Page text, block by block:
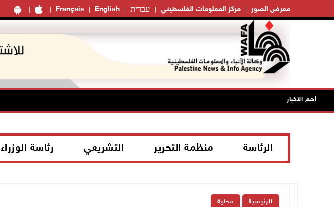
Français English עברית مركز المعلومات الفلسطيني معرض الصور
أهم الاخبار
الرئاسة منظمة التحرير التشريعي رئاسة الوزراء
الرئيسية محلية